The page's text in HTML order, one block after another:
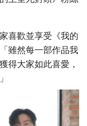
喜歡並享受《我的
雖然每一部作品我
得大家如此喜愛，